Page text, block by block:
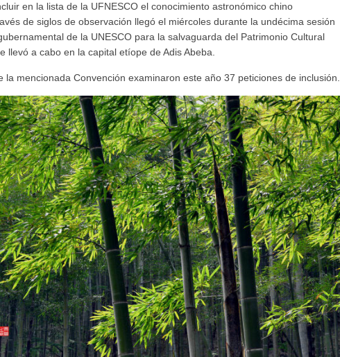
en la lista de la UFNESCO el conocimiento astronómico chino
de siglos de observación llegó el miércoles durante la undécima sesión
de la UNESCO para la salvaguarda del Patrimonio Cultural
llevó a cabo en la capital etíope de Adis Abeba.
la mencionada Convención examinaron este año 37 peticiones de inclusión.